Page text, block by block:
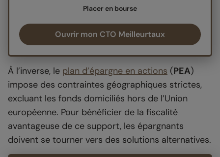
Placer en bourse
Ouvrir mon CTO Meilleurtaux
À l’inverse, le plan d’épargne en actions (PEA)
impose des contraintes géographiques strictes,
excluant les fonds domiciliés hors de l’Union
européenne. Pour bénéficier de la fiscalité
avantageuse de ce support, les épargnants
doivent se tourner vers des solutions alternatives.